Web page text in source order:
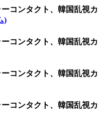
コンタクト、韓国乱視カ
)
コンタクト、韓国乱視カ
コンタクト、韓国乱視カ
コンタクト、韓国乱視カ